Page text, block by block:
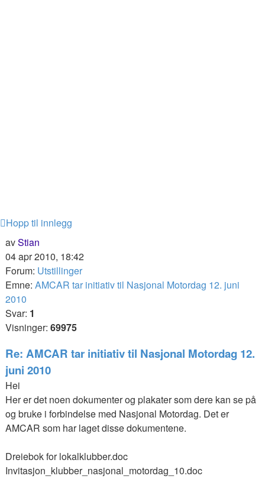
Hopp til innlegg
avStian
04 apr 2010, 18:42
Forum: Utstillinger
Emne: AMCAR tar initiativ til Nasjonal Motordag 12. juni
2010
Svar: 1
Visninger: 69975
Re: AMCAR tar initiativ til Nasjonal Motordag 12.
juni 2010
Hei
Her er det noen dokumenter og plakater som dere kan se på
og bruke i forbindelse med Nasjonal Motordag. Det er
AMCAR som har laget disse dokumentene.
Dreiebok for lokalklubber.doc
Invitasjon_klubber_nasjonal_motordag_10.doc